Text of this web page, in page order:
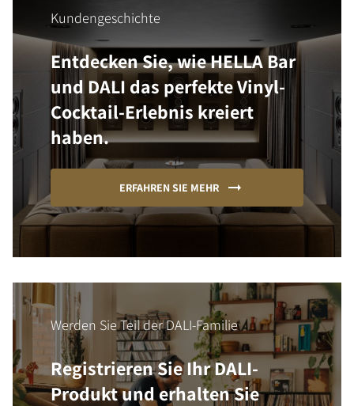
Kundengeschichte
Entdecken Sie, wie HELLA Bar
und DALI das perfekte Vinyl-
Cocktail-Erlebnis kreiert
haben.
ERFAHREN SIE MEHR
Werden Sie Teil der DALI-Familie
Registrieren Sie Ihr DALI-
Produkt und erhalten Sie